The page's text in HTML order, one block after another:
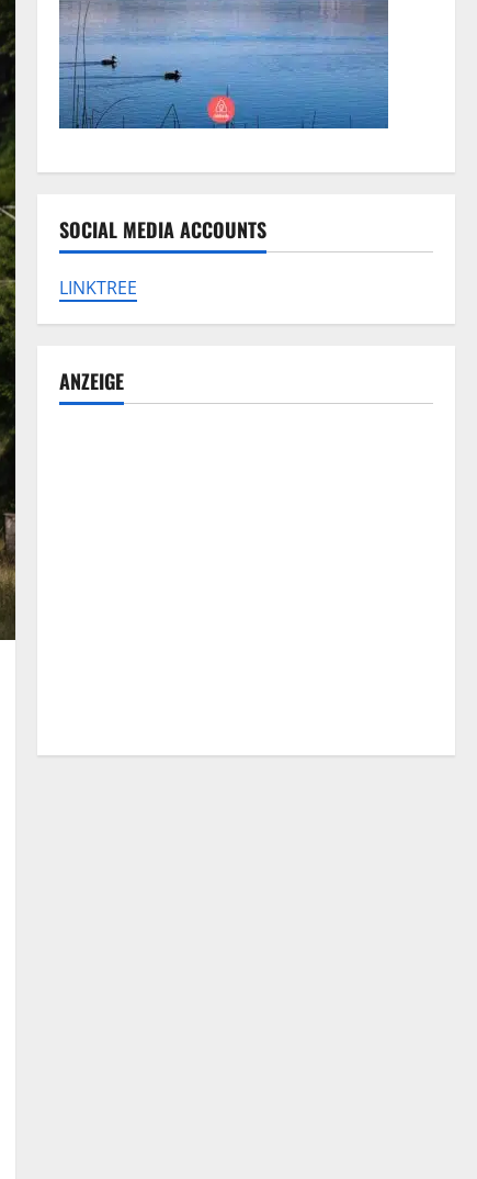
SOCIAL MEDIA ACCOUNTS
LINKTREE
ANZEIGE